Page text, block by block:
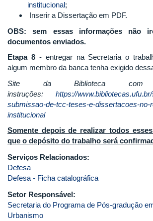
institucional;
Inserir a Dissertação em PDF.
OBS: sem essas informações não
documentos enviados.
Etapa 8- entregar na Secretaria o
algum membro da banca tenha exigido
Site da Biblioteca
instruções: https://
submissao-de-tcc-teses-e-dissertacoes-no-
institucional
Somente depois de realizar todos
que o depósito do trabalho será
Serviços Relacionados:
Defesa
Defesa - Ficha catalográfica
Setor Responsável:
Secretaria do Programa de Pós-gradução
Urbanismo